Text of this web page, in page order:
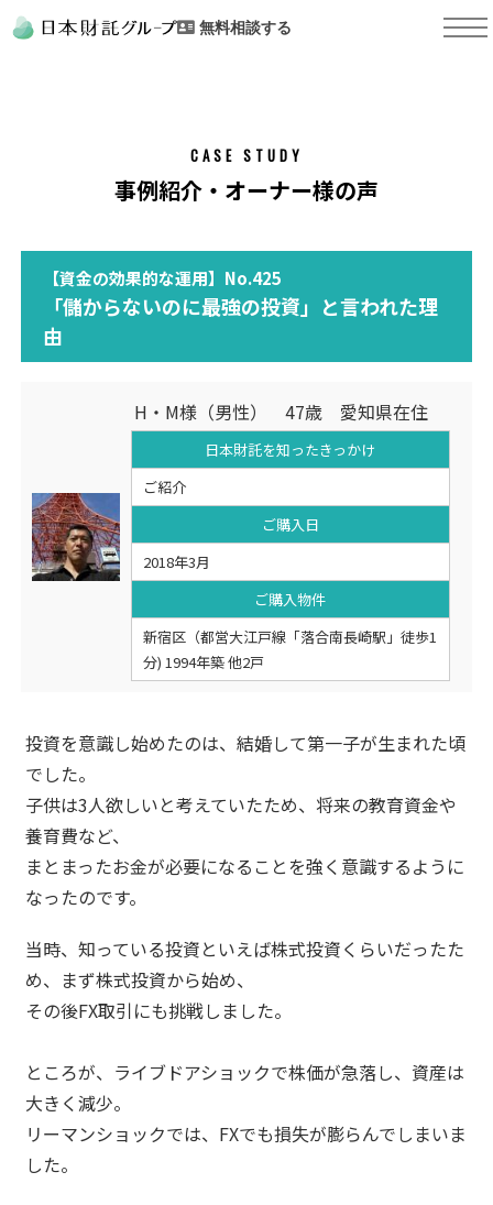
無料相談する
CASE STUDY
事例紹介・オーナー様の声
【資金の効果的な運用】No.425
「儲からないのに最強の投資」と言われた理
由
H・M様（男性） 47歳 愛知県在住
日本財託を知ったきっかけ
ご紹介
ご購入日
2018年3月
ご購入物件
新宿区（都営大江戸線「落合南長崎駅」徒歩1
分) 1994年築 他2戸
投資を意識し始めたのは、結婚して第一子が生まれた頃
でした。
子供は3人欲しいと考えていたため、将来の教育資金や
養育費など、
まとまったお金が必要になることを強く意識するように
なったのです。
当時、知っている投資といえば株式投資くらいだったた
め、まず株式投資から始め、
その後FX取引にも挑戦しました。
ところが、ライブドアショックで株価が急落し、資産は
大きく減少。
リーマンショックでは、FXでも損失が膨らんでしまいま
した。